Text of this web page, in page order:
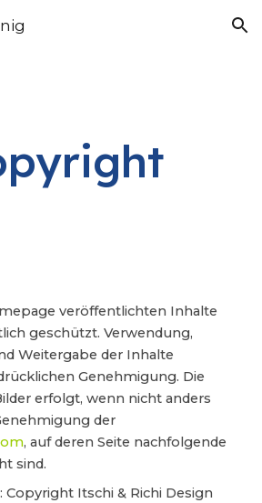
Skip to navigation
veröffentlichten Inhalte
geschützt. Verwendung,
Weitergabe der Inhalte
Genehmigung. Die
erfolgt, wenn nicht anders
der
, auf deren Seite nachfolgende
sind.
Copyright Itschi & Richi Design